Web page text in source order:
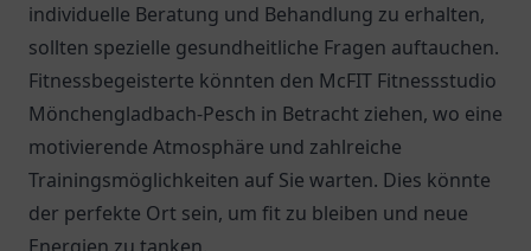
individuelle Beratung und Behandlung zu erhalten,
sollten spezielle gesundheitliche Fragen auftauchen.
Fitnessbegeisterte könnten den McFIT Fitnessstudio
Mönchengladbach-Pesch in Betracht ziehen, wo eine
motivierende Atmosphäre und zahlreiche
Trainingsmöglichkeiten auf Sie warten. Dies könnte
der perfekte Ort sein, um fit zu bleiben und neue